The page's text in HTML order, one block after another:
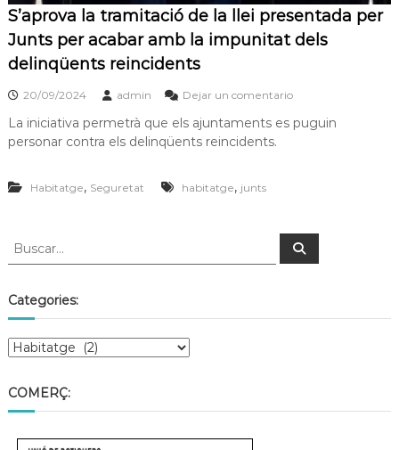
S’aprova la tramitació de la llei presentada per
Junts per acabar amb la impunitat dels
delinqüents reincidents
20/09/2024 admin Dejar un comentario
La iniciativa permetrà que els ajuntaments es puguin
personar contra els delinqüents reincidents.
Habitatge, Seguretat habitatge, junts
Categories:
COMERÇ: